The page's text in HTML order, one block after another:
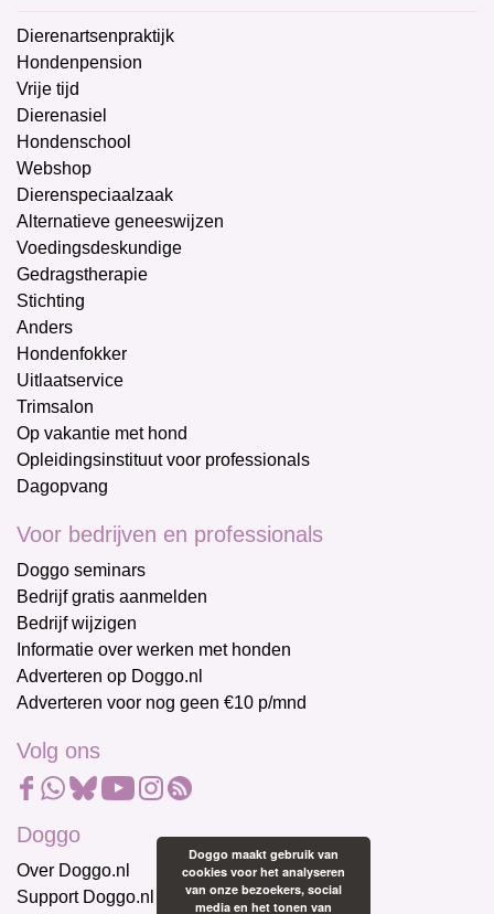
Dierenartsenpraktijk
Hondenpension
Vrije tijd
Dierenasiel
Hondenschool
Webshop
Dierenspeciaalzaak
Alternatieve geneeswijzen
Voedingsdeskundige
Gedragstherapie
Stichting
Anders
Hondenfokker
Uitlaatservice
Trimsalon
Op vakantie met hond
Opleidingsinstituut voor professionals
Dagopvang
Voor bedrijven en professionals
Doggo seminars
Bedrijf gratis aanmelden
Bedrijf wijzigen
Informatie over werken met honden
Adverteren op Doggo.nl
Adverteren voor nog geen €10 p/mnd
Volg ons
Doggo
Over Doggo.nl
Support Doggo.nl
Doggo maakt gebruik van
cookies voor het analyseren
van onze bezoekers, social
media en het tonen van